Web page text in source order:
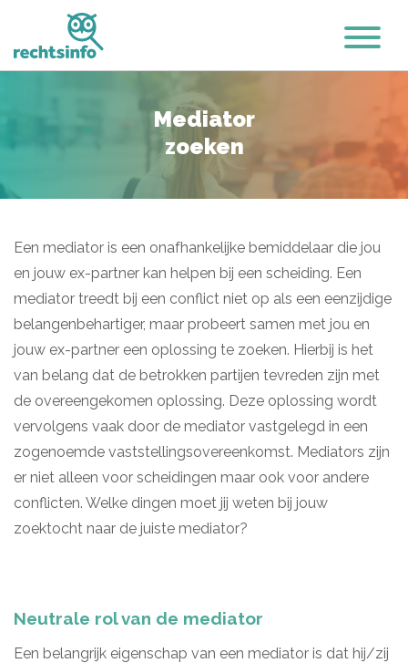
Mediator
zoeken
Een mediator is een onafhankelijke bemiddelaar die jou
en jouw ex-partner kan helpen bij een scheiding. Een
mediator treedt bij een conflict niet op als een eenzijdige
belangenbehartiger, maar probeert samen met jou en
jouw ex-partner een oplossing te zoeken. Hierbij is het
van belang dat de betrokken partijen tevreden zijn met
de overeengekomen oplossing. Deze oplossing wordt
vervolgens vaak door de mediator vastgelegd in een
zogenoemde vaststellingsovereenkomst. Mediators zijn
er niet alleen voor scheidingen maar ook voor andere
conflicten. Welke dingen moet jij weten bij jouw
zoektocht naar de juiste mediator?
Neutrale rol van de mediator
Een belangrijk eigenschap van een mediator is dat hij/zij